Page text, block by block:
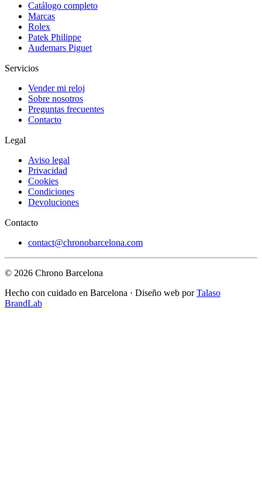
Catálogo completo
Marcas
Rolex
Patek Philippe
Audemars Piguet
Servicios
Vender mi reloj
Sobre nosotros
Preguntas frecuentes
Contacto
Legal
Aviso legal
Privacidad
Cookies
Condiciones
Devoluciones
Contacto
contact@chronobarcelona.com
© 2026 Chrono Barcelona
Hecho con cuidado en Barcelona · Diseño web porTalaso
BrandLab